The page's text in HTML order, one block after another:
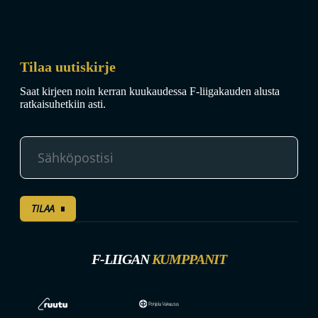
Tilaa uutiskirje
Saat kirjeen noin kerran kuukaudessa F-liigakauden alusta
ratkaisuhetkiin asti.
TILAA
F-LIIGANKUMPPANIT